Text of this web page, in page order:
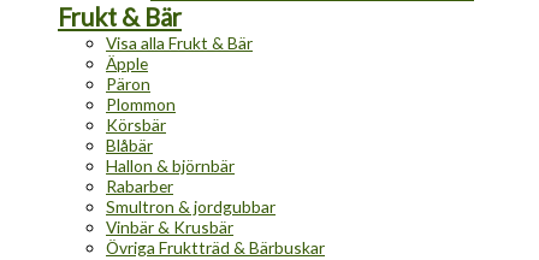
Frukt & Bär
Visa alla Frukt & Bär
Äpple
Päron
Plommon
Körsbär
Blåbär
Hallon & björnbär
Rabarber
Smultron & jordgubbar
Vinbär & Krusbär
Övriga Fruktträd & Bärbuskar